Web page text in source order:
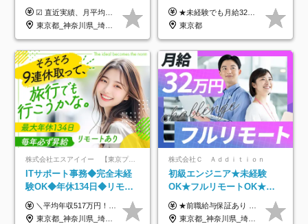
／実質還元率80～90%／前
給保証／AI系など最先端案
件多数
☑︎ 直近実績、月平均17,000円の昇給 ☑︎ 前職給与100%保証 ☑︎ 実質還元率80～90% ☑︎ 待機時も給与は満額支給 月給35万円～70万円＋交通費など各種手当 ※想定年収：4,200,000円～10,560,000円 ※経験・能力等を考慮の上で決定します。 ※上記金額には、みなし残業手当（50時間分・104,000円～212,000円）を含みます。超過分は別途追加支給します。 ┗残業時間は月平均10時間、多い時でも20時間程度と安定しております ★単価連動型の給与体系ではないため、万が一待機になってもその間の給与は満額支給しています。 ＜1年間の昇給事例をご紹介！＞ ・20代/フロントエンドエンジニア：月給274,000円→月給362,000円（＋88,000円/月） ・20代/iOSエンジニア：月給237,000円→月給287,000円（＋50,000円/月） ・20代/Androidエンジニア：月給316,000円→月給374,000円（＋58,000円/月） ・30代/Javaエンジニア（上流）：月給340,000円→月給418,000円（＋78,000円/月） ・30代/PMO：月給340,000円→月給418,000円（＋78,000円/月）
東京都_神奈川県_埼玉県_千葉県_大阪府_愛知県_北海道_青森県_岩手県_宮城県_秋田県_山形県_福島県_茨城県_栃木県_群馬県_新潟県_山梨県_長野県_富山県_石川県_福井県_静岡県_岐阜県_三重県_兵庫県_京都府_滋賀県_奈良県_和歌山県_広島県_岡山県_鳥取県_島根県_山口県_徳島県_香川県_愛媛県_高知県_福岡県_熊本県_佐賀県_長崎県_大分県_宮崎県_鹿児島県_沖縄県
32万～*残業月9.8h*1ヶ月の
研修*資格取得率100％
★未経験でも月給32万円スタート★ 月収32万円～35万円＋各種手当（資格手当だけで毎月15万の上乗せ実績あり！） ★資格手当豊富！1資格につき最大3万円支給 ★功績手当の導入で、毎月のお給与に上乗せで最大10万円支給している社員も！ ★1回の昇級で年収数十万UPも可 ★ゆくゆくは年収1000万以上も目指せる 年俸384万円～1,162万8,000円（12分割） ※経験・スキルを考慮の上決定します ※上記金額には固定残業代（月30h分・60,800円～66,500円）を含みます ※超過分は別途全額支給します ※試用期間2ヶ月間あり（その他待遇に差異はありません）
東京都
株式会社エスアイイー 【東京プロマーケット上場】
ITサポート事務◆完全未経
験OK◆年休134日◆リモー
トOK◆残業月7h以下◆賞与
年3回◆5年目まで必ず昇給
＼平均年収517万円！入社5年目まで毎年必ず昇給／ ■賞与年3回 ■年収800万円以上も可 ■入社3年以上の平均年収469.2万円 月給23万2000円以上＋賞与年3回＋各種手当 ☆入社5年目まで最大1万5000円の定期昇給を確約 ┃各種手当充実 ・規定の資格を取得すれば、2000円～5万円を毎月支給（2万4000円～60万円／年） ・研修中に取得した取得率95％の資格でも研修後の給料UP ※月給は年齢・経験・能力を考慮して、優遇いたします ※上記月給金額は固定残業代（20時間/3万1300円円以上）を含み、超過分は別途支給いたします ※試用期間（6ヶ月）は月給に変動はありますが、その他待遇に差異はありません ├入社後1ヶ月～3ヶ月間は、月給20万1900円となります └上記金額は固定残業代（10時間／1万6000円）を含み、超過分は別途支給いたします
東京都_神奈川県_埼玉県_千葉県_大阪府_愛知県_北海道_青森県_岩手県_宮城県_秋田県_山形県_福島県_茨城県_栃木県_群馬県_新潟県_山梨県_長野県_富山県_石川県_福井県_静岡県_岐阜県_三重県_兵庫県_京都府_滋賀県_奈良県_和歌山県_広島県_岡山県_鳥取県_島根県_山口県_徳島県_香川県_愛媛県_高知県_福岡県_熊本県_佐賀県_長崎県_大分県_宮崎県_鹿児島県_沖縄県
株式会社Ｃ Ａｄｄｉｔｉｏｎ
初級エンジニア★未経験
OK★フルリモートOK★月
給32万円～★残業月10h＆
年休120日以上★副業可
★前職給与保証あり ★月給32万円以上＋インセンティブあり 月給32万円以上＋インセンティブ＋各種手当 ※上記には固定残業代（月30時間・44,400円～）を含みます ※超過分は別途支給します ※試用期間はございません ★＼成果＝あなたの収入／★ 【1】案件単価ー8万円＝あなたの給与 参画したプロジェクトの案件単価から 一律8万円引いた金額があなたの給与です！ （月給例） ■1人称での構築・小規模な詳細設計 案件単価55万円ー8万円＝月給47万円（還元率85.5%） ■大型案件の設計・構築やプロジェクト管理 案件単価90万円ー8万円＝月給82万円（還元率91.1%） ‥‥‥‥‥‥‥‥‥‥‥‥‥‥‥‥‥‥ 【2】月給の他にも豊富なインセンティブあり 全員が月3～13万円のインセンティブをゲットしています！ ≪インセンティブ制度≫ 稼働している現場で増員・交代が発生し、 当社の人員を配属が決定した際に支給。 ◇C Addition正社員が参画 ：実粗利の10%／毎月 ◇協力会社所属の社員が参画：実粗利の30%／毎月 ≪リファラル制度≫ あなたの知り合いが当社のメンバーになった際に、 毎月1人あたり2万円支給します◎ ‥‥‥‥‥‥‥‥‥‥‥‥‥‥‥‥‥‥
東京都_神奈川県_埼玉県_千葉県_大阪府_愛知県_北海道_青森県_岩手県_宮城県_秋田県_山形県_福島県_茨城県_栃木県_群馬県_新潟県_山梨県_長野県_富山県_石川県_福井県_静岡県_岐阜県_三重県_兵庫県_京都府_滋賀県_奈良県_和歌山県_広島県_岡山県_鳥取県_島根県_山口県_徳島県_香川県_愛媛県_高知県_福岡県_熊本県_佐賀県_長崎県_大分県_宮崎県_鹿児島県_沖縄県